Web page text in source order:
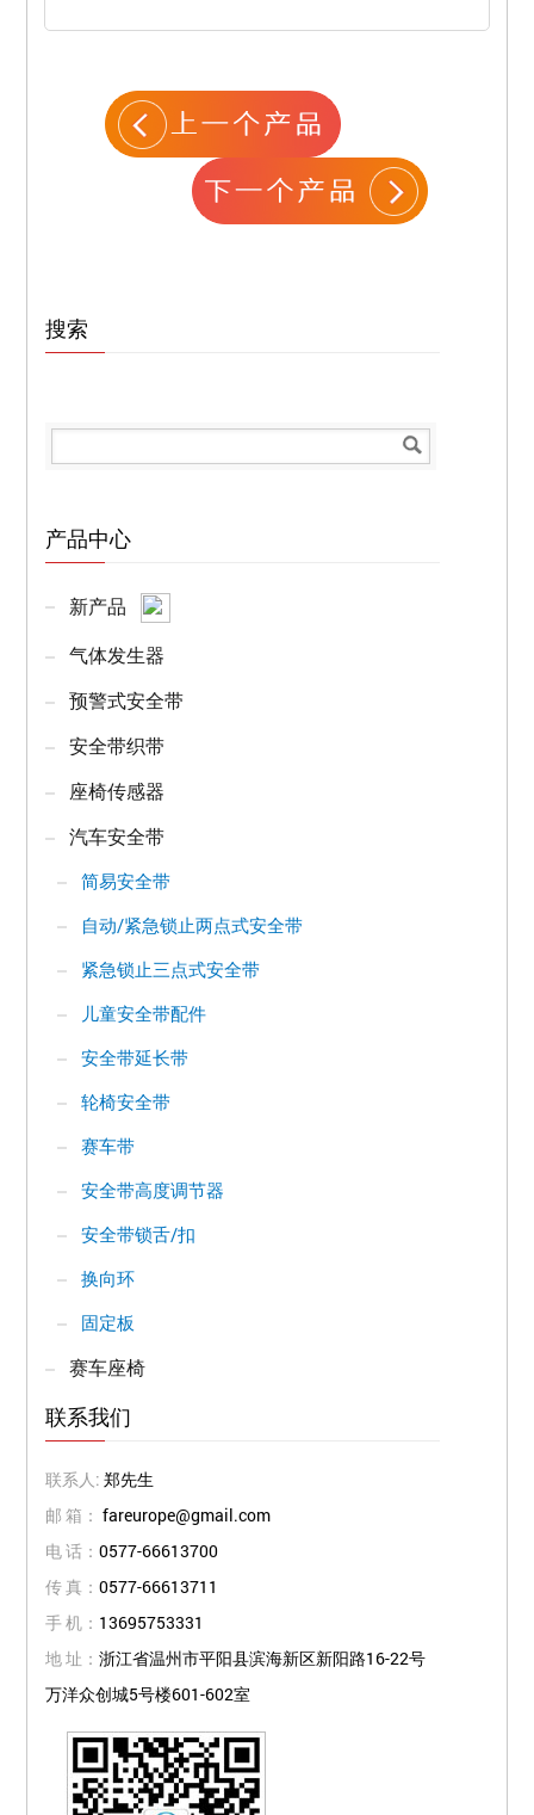
搜索
产品中心
新产品
气体发生器
预警式安全带
安全带织带
座椅传感器
汽车安全带
简易安全带
自动/紧急锁止两点式安全带
紧急锁止三点式安全带
儿童安全带配件
安全带延长带
轮椅安全带
赛车带
安全带高度调节器
安全带锁舌/扣
换向环
固定板
赛车座椅
联系我们
联系人: 郑先生
邮 箱： fareurope@gmail.com
电 话：0577-66613700
传 真：0577-66613711
手 机： 13695753331
地 址：浙江省温州市平阳县滨海新区新阳路16-22号
万洋众创城5号楼601-602室